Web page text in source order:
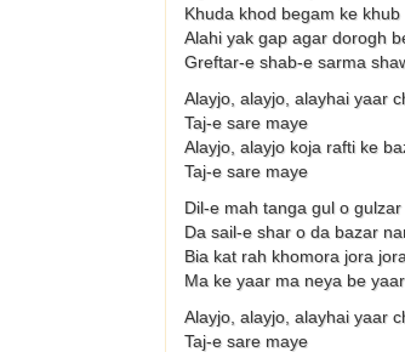
Khuda khod begam ke
Alahi yak gap agar dorogh
Greftar-e shab-e sarma
Alayjo, alayjo, alayhai yaar
Taj-e sare maye
Alayjo, alayjo koja rafti ke
Taj-e sare maye
Dil-e mah tanga gul o
Da sail-e shar o da bazar
Bia kat rah khomora jora
Ma ke yaar ma neya be
Alayjo, alayjo, alayhai yaar
Taj-e sare maye